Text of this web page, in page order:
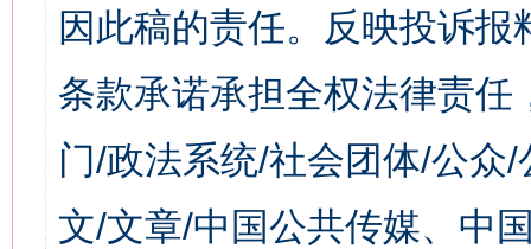
因此稿的责任。反映投诉
条款承诺承担全权法律责
门/政法系统/社会团体/公众
文/文章/中国公共传媒、中